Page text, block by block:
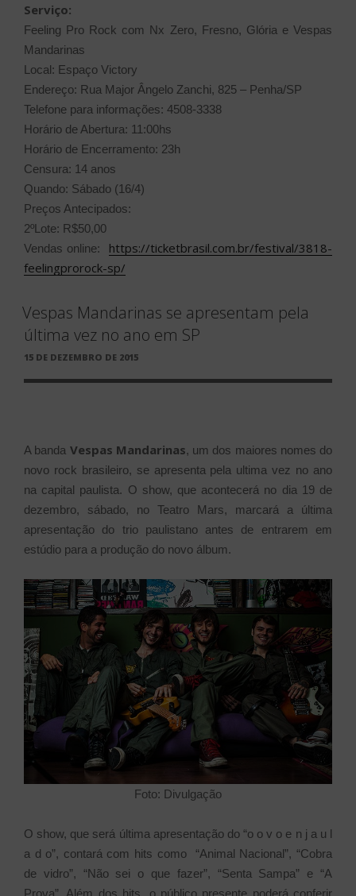
Serviço:
Feeling Pro Rock com Nx Zero, Fresno, Glória e Vespas
Mandarinas
Local: Espaço Victory
Endereço: Rua Major Ângelo Zanchi, 825 – Penha/SP
Telefone para informações: 4508-3338
Horário de Abertura: 11:00hs
Horário de Encerramento: 23h
Censura: 14 anos
Quando: Sábado (16/4)
Preços Antecipados:
2ºLote: R$50,00
Vendas online: https://ticketbrasil.com.br/festival/3818-
feelingprorock-sp/
Vespas Mandarinas se apresentam pela
última vez no ano em SP
PUBLICADO
15 DE DEZEMBRO DE 2015
A banda Vespas Mandarinas, um dos maiores nomes do
novo rock brasileiro, se apresenta pela ultima vez no ano
na capital paulista. O show, que acontecerá no dia 19 de
dezembro, sábado, no Teatro Mars, marcará a última
apresentação do trio paulistano antes de entrarem em
estúdio para a produção do novo álbum.
Foto: Divulgação
O show, que será última apresentação do “o o v o e n j a u l
a d o”, contará com hits como “Animal Nacional”, “Cobra
de vidro”, “Não sei o que fazer”, “Senta Sampa” e “A